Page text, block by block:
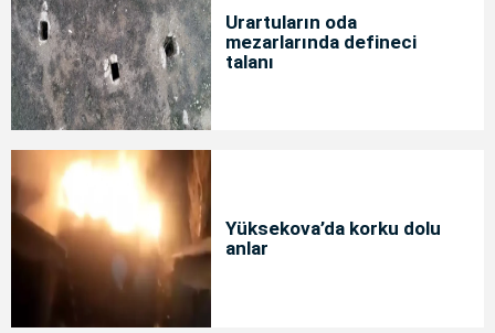
Urartuların oda
mezarlarında defineci
talanı
Yüksekova’da korku dolu
anlar